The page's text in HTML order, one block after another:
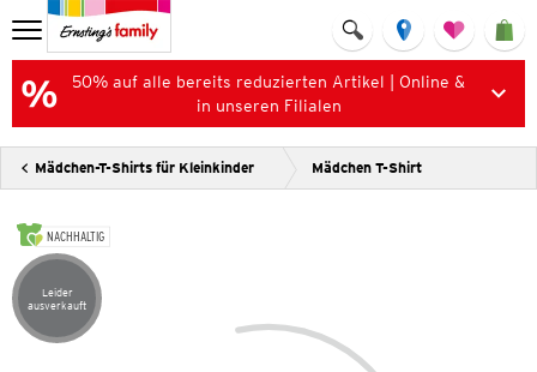
50% auf alle bereits reduzierten Artikel | Online &
in unseren Filialen
Mädchen-T-Shirts für Kleinkinder Mädchen T-Shirt
NACHHALTIG
Artikel leider ausverkauft
Leider
ausverkauft